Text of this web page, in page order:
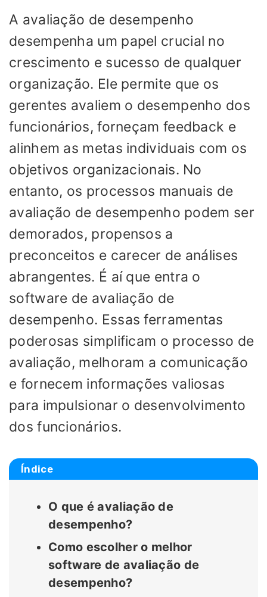
A avaliação de desempenho
desempenha um papel crucial no
crescimento e sucesso de qualquer
organização. Ele permite que os
gerentes avaliem o desempenho dos
funcionários, forneçam feedback e
alinhem as metas individuais com os
objetivos organizacionais. No
entanto, os processos manuais de
avaliação de desempenho podem ser
demorados, propensos a
preconceitos e carecer de análises
abrangentes. É aí que entra o
software de avaliação de
desempenho. Essas ferramentas
poderosas simplificam o processo de
avaliação, melhoram a comunicação
e fornecem informações valiosas
para impulsionar o desenvolvimento
dos funcionários.
Índice
O que é avaliação de
desempenho?
Como escolher o melhor
software de avaliação de
desempenho?